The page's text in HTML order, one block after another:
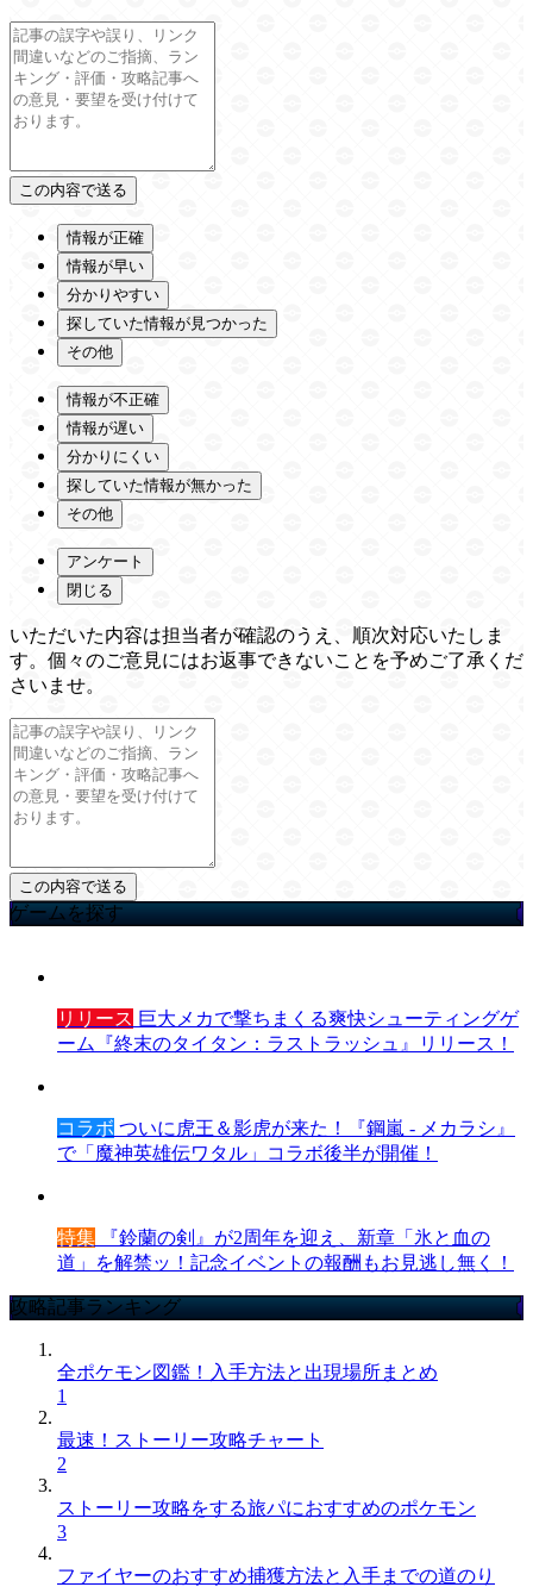
情報が正確
情報が早い
分かりやすい
探していた情報が見つかった
その他
情報が不正確
情報が遅い
分かりにくい
探していた情報が無かった
その他
アンケート
閉じる
いただいた内容は担当者が確認のうえ、順次対応いたしま
す。個々のご意見にはお返事できないことを予めご了承くだ
さいませ。
ゲームを探す
リリース 巨大メカで撃ちまくる爽快シューティングゲ
ーム『終末のタイタン：ラストラッシュ』リリース！
コラボ ついに虎王＆影虎が来た！『鋼嵐 - メカラシ』
で「魔神英雄伝ワタル」コラボ後半が開催！
特集 『鈴蘭の剣』が2周年を迎え、新章「氷と血の
道」を解禁ッ！記念イベントの報酬もお見逃し無く！
攻略記事ランキング
全ポケモン図鑑！入手方法と出現場所まとめ
1
最速！ストーリー攻略チャート
2
ストーリー攻略をする旅パにおすすめのポケモン
3
ファイヤーのおすすめ捕獲方法と入手までの道のり